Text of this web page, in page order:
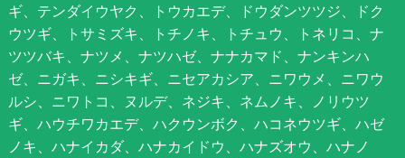
ギ、テンダイウヤク、トウカエデ、ドウダンツツジ、ドク
ウツギ、トサミズキ、トチノキ、トチュウ、トネリコ、ナ
ツツバキ、ナツメ、ナツハゼ、ナナカマド、ナンキンハ
ゼ、ニガキ、ニシキギ、ニセアカシア、ニワウメ、ニワウ
ルシ、ニワトコ、ヌルデ、ネジキ、ネムノキ、ノリウツ
ギ、ハウチワカエデ、ハクウンボク、ハコネウツギ、ハゼ
ノキ、ハナイカダ、ハナカイドウ、ハナズオウ、ハナノ